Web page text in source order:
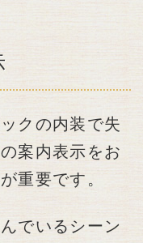
クの内装で失
案内表示をお
重要です。
でいるシーン